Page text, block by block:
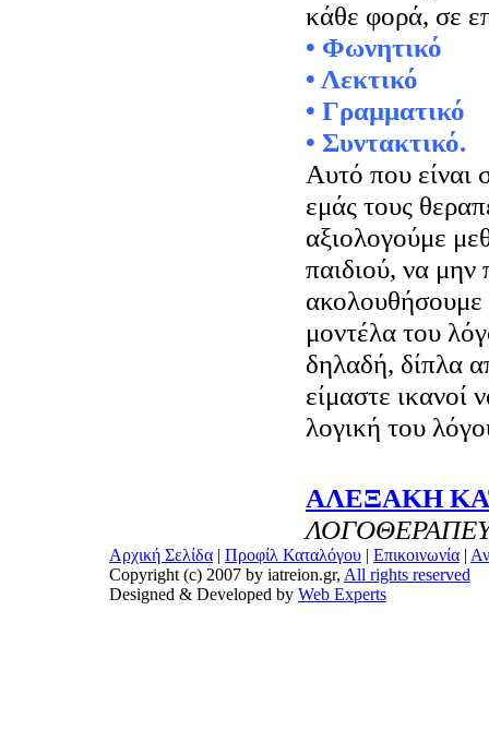
• Φωνητικό
• Λεκτικό
• Γραμματικό
• Συντακτικό.
Αυτό που είναι
εμάς τους
αξιολογούμε
παιδιού, να
ακολουθήσουμε
μοντέλα του
δηλαδή, δίπλα
είμαστε ικανοί
λογική του
ΑΛΕΞΑΚΗ
Αρχική Σελίδα | Προφίλ Καταλόγου | Επικοινωνία |
Copyright (c) 2007 by iatreion.gr, All rights reserved
Designed & Developed by Web Experts